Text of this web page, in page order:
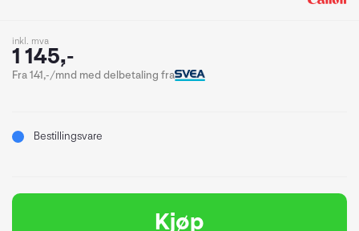
inkl. mva
1 145,-
Fra 141,-/mnd med delbetaling fra
Bestillingsvare
Kjøp